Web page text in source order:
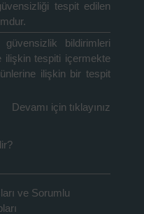
tespit edilen
bildirimleri
ilişkin tespiti içermekte
ilişkin bir tespit
Devamı için tıklayınız
ve Sorumlu